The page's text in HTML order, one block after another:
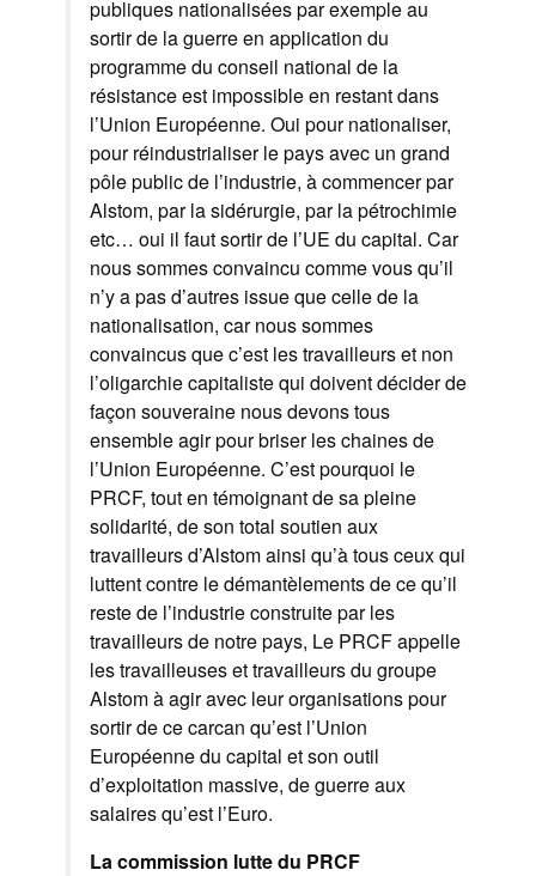
publiques nationalisées par exemple au
sortir de la guerre en application du
programme du conseil national de la
résistance est impossible en restant dans
l’Union Européenne. Oui pour nationaliser,
pour réindustrialiser le pays avec un grand
pôle public de l’industrie, à commencer par
Alstom, par la sidérurgie, par la pétrochimie
etc… oui il faut sortir de l’UE du capital. Car
nous sommes convaincu comme vous qu’il
n’y a pas d’autres issue que celle de la
nationalisation, car nous sommes
convaincus que c’est les travailleurs et non
l’oligarchie capitaliste qui doivent décider de
façon souveraine nous devons tous
ensemble agir pour briser les chaines de
l’Union Européenne. C’est pourquoi le
PRCF, tout en témoignant de sa pleine
solidarité, de son total soutien aux
travailleurs d’Alstom ainsi qu’à tous ceux qui
luttent contre le démantèlements de ce qu’il
reste de l’industrie construite par les
travailleurs de notre pays, Le PRCF appelle
les travailleuses et travailleurs du groupe
Alstom à agir avec leur organisations pour
sortir de ce carcan qu’est l’Union
Européenne du capital et son outil
d’exploitation massive, de guerre aux
salaires qu’est l’Euro.
La commission lutte du PRCF